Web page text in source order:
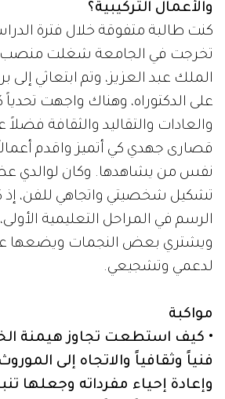
والأعمال التركيبية؟
كنت طالبة متفوقة خلال فترة
تخرجت في الجامعة شغلت منصب
الملك عبد العزيز، وتم ابتعاثي إلى
على الدكتوراه، وهناك واجهت تحدياً
والعادات والتقاليد والثقافة
قصارى جهدي كي أتميز واقدم
نفس من يشاهدها. وكان لوالدي
تشكيل شخصيتي واتجاهي للفن، إذ
الرسم في المراحل التعليمية
ويشتري بعض النجمات ويضعها
لدعمي وتشجيعي.
مواكبة
• كيف استطعت تجاوز هيمنة
فنياً وثقافياً والاتجاه إلى
وإعادة إحياء مفرداته وجعلها